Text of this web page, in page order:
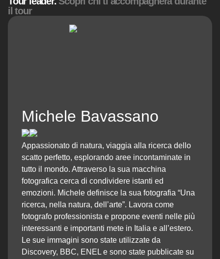
il tour
Michele Bavassano
Appassionato di natura, viaggia alla ricerca dello
scatto perfetto, esplorando aree incontaminate in
tutto il mondo. Attraverso la sua macchina
fotografica cerca di condividere istanti ed
emozioni. Michele definisce la sua fotografia “Una
ricerca, nella natura, dell’arte”. Lavora come
fotografo professionista e propone eventi nelle più
interessanti e importanti mete in Italia e all’estero.
Le sue immagini sono state utilizzate da
Discovery, BBC, ENEL e sono state pubblicate su